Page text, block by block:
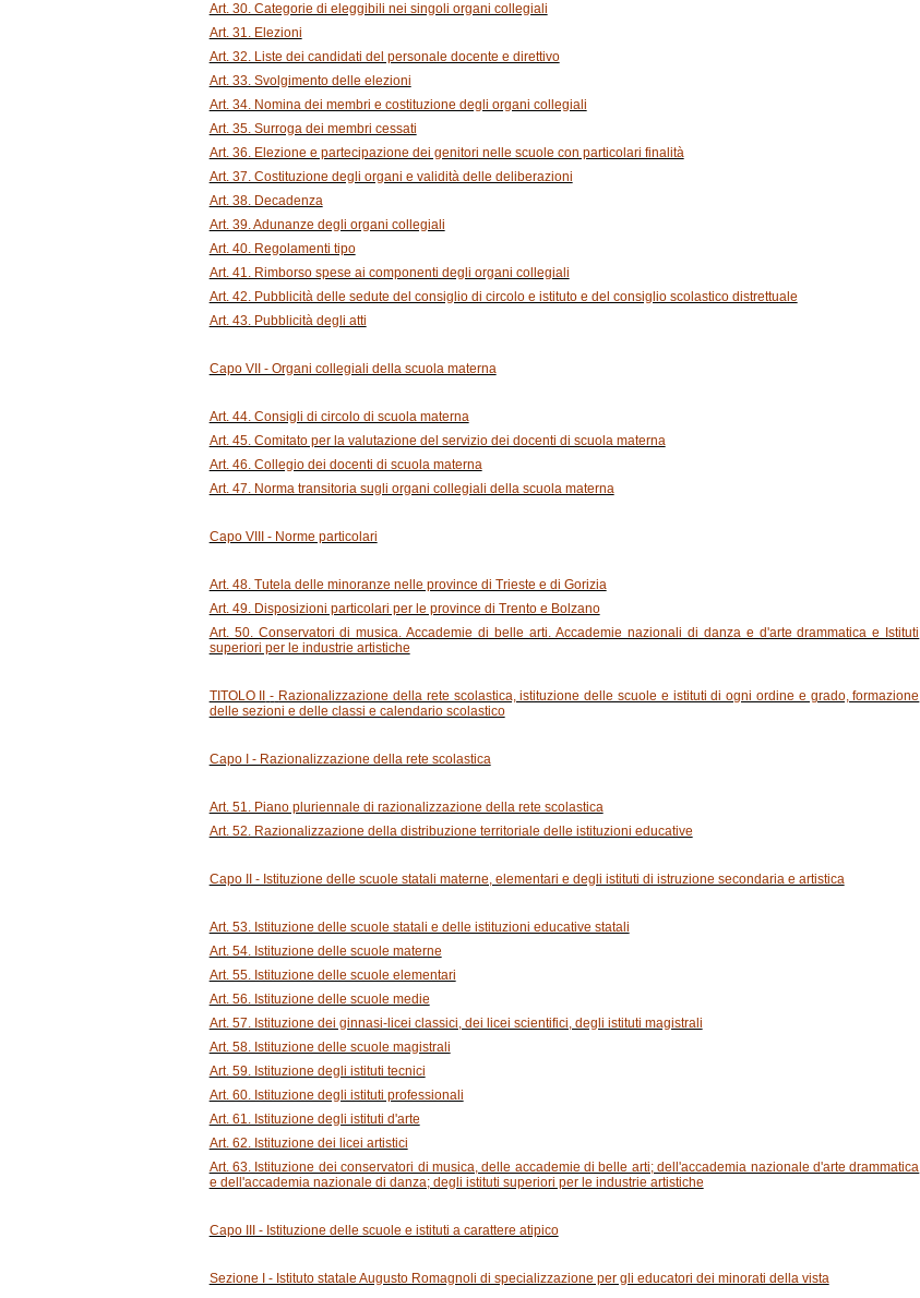
Art. 30. Categorie di eleggibili nei singoli organi collegiali
Art. 31. Elezioni
Art. 32. Liste dei candidati del personale docente e direttivo
Art. 33. Svolgimento delle elezioni
Art. 34. Nomina dei membri e costituzione degli organi collegiali
Art. 35. Surroga dei membri cessati
Art. 36. Elezione e partecipazione dei genitori nelle scuole con particolari finalità
Art. 37. Costituzione degli organi e validità delle deliberazioni
Art. 38. Decadenza
Art. 39. Adunanze degli organi collegiali
Art. 40. Regolamenti tipo
Art. 41. Rimborso spese ai componenti degli organi collegiali
Art. 42. Pubblicità delle sedute del consiglio di circolo e istituto e del consiglio scolastico distrettuale
Art. 43. Pubblicità degli atti
Capo VII - Organi collegiali della scuola materna
Art. 44. Consigli di circolo di scuola materna
Art. 45. Comitato per la valutazione del servizio dei docenti di scuola materna
Art. 46. Collegio dei docenti di scuola materna
Art. 47. Norma transitoria sugli organi collegiali della scuola materna
Capo VIII - Norme particolari
Art. 48. Tutela delle minoranze nelle province di Trieste e di Gorizia
Art. 49. Disposizioni particolari per le province di Trento e Bolzano
Art. 50. Conservatori di musica. Accademie di belle arti. Accademie nazionali di danza e d'arte drammatica e Istituti
superiori per le industrie artistiche
TITOLO II - Razionalizzazione della rete scolastica, istituzione delle scuole e istituti di ogni ordine e grado, formazione
delle sezioni e delle classi e calendario scolastico
Capo I - Razionalizzazione della rete scolastica
Art. 51. Piano pluriennale di razionalizzazione della rete scolastica
Art. 52. Razionalizzazione della distribuzione territoriale delle istituzioni educative
Capo II - Istituzione delle scuole statali materne, elementari e degli istituti di istruzione secondaria e artistica
Art. 53. Istituzione delle scuole statali e delle istituzioni educative statali
Art. 54. Istituzione delle scuole materne
Art. 55. Istituzione delle scuole elementari
Art. 56. Istituzione delle scuole medie
Art. 57. Istituzione dei ginnasi-licei classici, dei licei scientifici, degli istituti magistrali
Art. 58. Istituzione delle scuole magistrali
Art. 59. Istituzione degli istituti tecnici
Art. 60. Istituzione degli istituti professionali
Art. 61. Istituzione degli istituti d'arte
Art. 62. Istituzione dei licei artistici
Art. 63. Istituzione dei conservatori di musica, delle accademie di belle arti; dell'accademia nazionale d'arte drammatica
e dell'accademia nazionale di danza; degli istituti superiori per le industrie artistiche
Capo III - Istituzione delle scuole e istituti a carattere atipico
Sezione I - Istituto statale Augusto Romagnoli di specializzazione per gli educatori dei minorati della vista